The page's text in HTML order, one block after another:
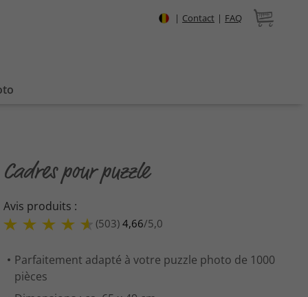
| Contact | FAQ
Cadres pour puzzle
Avis produits :
(503)4,66/5,0
Parfaitement adapté à votre puzzle photo de 1000
pièces